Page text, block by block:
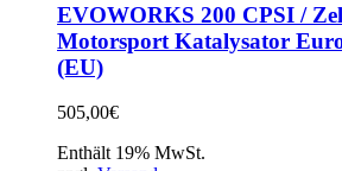
EVOWORKS 200 CPSI /
Motorsport Katalysator
(EU)
505,00€
Enthält 19% MwSt.